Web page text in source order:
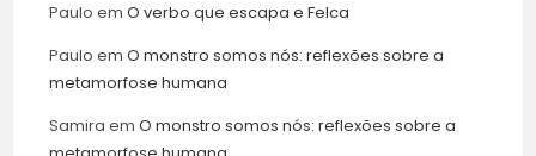
Paulo emO verbo que escapa e Felca
Paulo emO monstro somos nós: reflexões sobre a
metamorfose humana
Samira emO monstro somos nós: reflexões sobre a